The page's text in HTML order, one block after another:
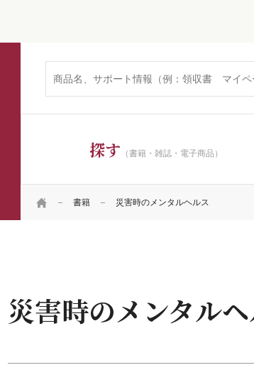
探す （書籍・雑誌・電子商品）
HOME 書籍 災害時のメンタルヘルス
災害時のメンタル